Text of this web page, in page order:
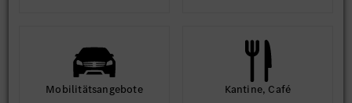
Mobilitäts­angebote Kantine, Café